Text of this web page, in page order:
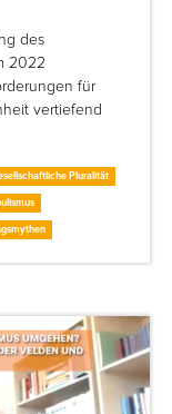
des
2022
für
vertiefend
Pluralität